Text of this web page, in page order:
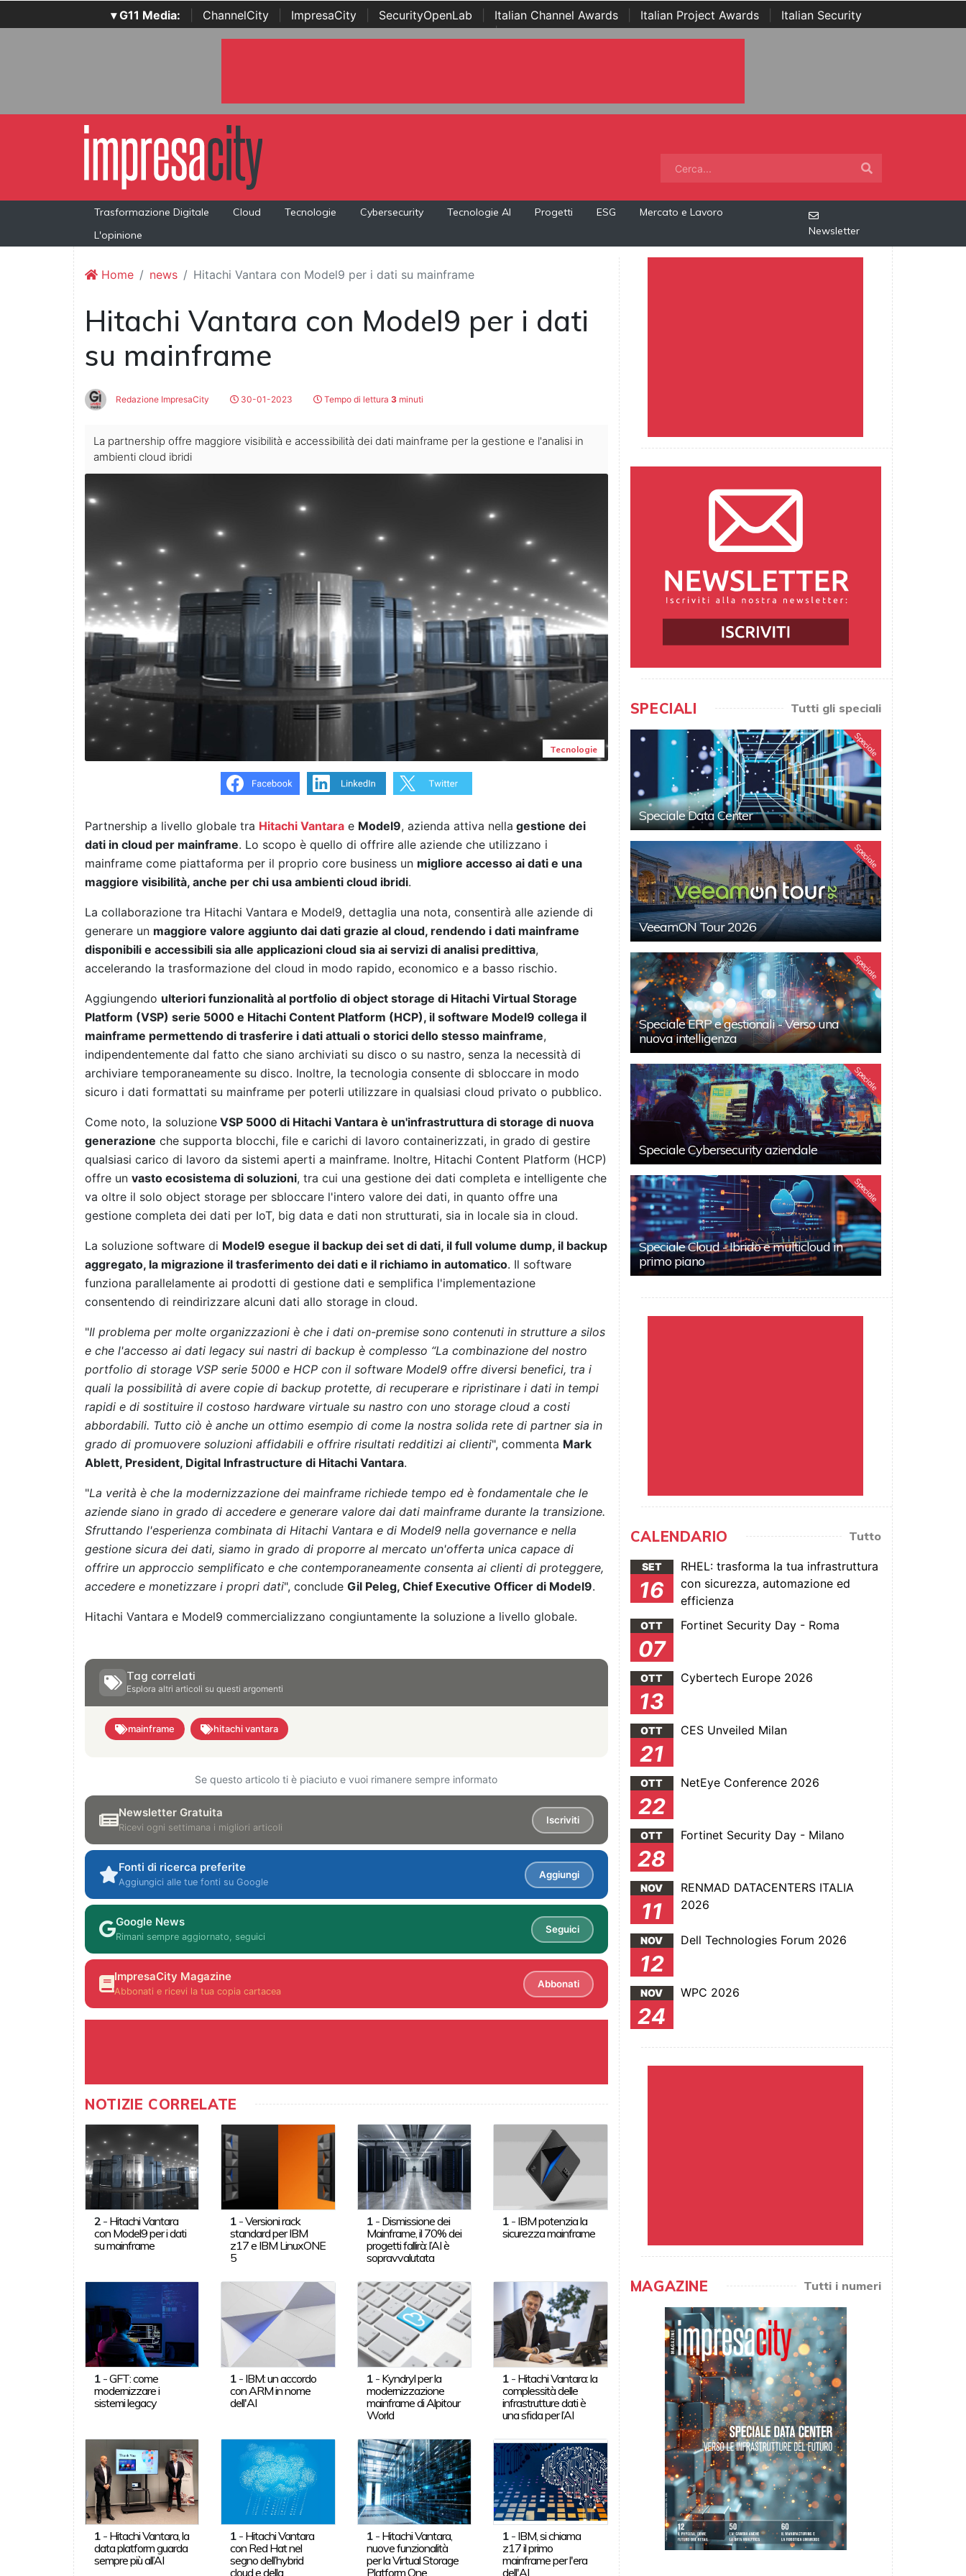
▾ G11 Media: ChannelCity ImpresaCity SecurityOpenLab Italian Channel Awards Italian Project Awards
Italian Security
Awards | ...
Trasformazione Digitale Cloud Tecnologie Cybersecurity Tecnologie AI Progetti ESG
Mercato e Lavoro
L'opinione
Newsletter
Home news Hitachi Vantara con Model9 per i dati su mainframe
Hitachi Vantara con Model9 per i dati
su mainframe
Redazione ImpresaCity 30-01-2023 Tempo di lettura 3 minuti
La partnership offre maggiore visibilità e accessibilità dei dati mainframe per la gestione e l'analisi in
ambienti cloud ibridi
Tecnologie
Partnership a livello globale tra Hitachi Vantara e Model9, azienda attiva nella gestione dei
dati in cloud per mainframe. Lo scopo è quello di offrire alle aziende che utilizzano i
mainframe come piattaforma per il proprio core business un migliore accesso ai dati e una
maggiore visibilità, anche per chi usa ambienti cloud ibridi.
La collaborazione tra Hitachi Vantara e Model9, dettaglia una nota, consentirà alle aziende di
generare un maggiore valore aggiunto dai dati grazie al cloud, rendendo i dati mainframe
disponibili e accessibili sia alle applicazioni cloud sia ai servizi di analisi predittiva,
accelerando la trasformazione del cloud in modo rapido, economico e a basso rischio.
Aggiungendo ulteriori funzionalità al portfolio di object storage di Hitachi Virtual Storage
Platform (VSP) serie 5000 e Hitachi Content Platform (HCP), il software Model9 collega il
mainframe permettendo di trasferire i dati attuali o storici dello stesso mainframe,
indipendentemente dal fatto che siano archiviati su disco o su nastro, senza la necessità di
archiviare temporaneamente su disco. Inoltre, la tecnologia consente di sbloccare in modo
sicuro i dati formattati su mainframe per poterli utilizzare in qualsiasi cloud privato o pubblico.
Come noto, la soluzione VSP 5000 di Hitachi Vantara è un'infrastruttura di storage di nuova
generazione che supporta blocchi, file e carichi di lavoro containerizzati, in grado di gestire
qualsiasi carico di lavoro da sistemi aperti a mainframe. Inoltre, Hitachi Content Platform (HCP)
offre un vasto ecosistema di soluzioni, tra cui una gestione dei dati completa e intelligente che
va oltre il solo object storage per sbloccare l'intero valore dei dati, in quanto offre una
gestione completa dei dati per IoT, big data e dati non strutturati, sia in locale sia in cloud.
La soluzione software di Model9 esegue il backup dei set di dati, il full volume dump, il backup
aggregato, la migrazione il trasferimento dei dati e il richiamo in automatico. Il software
funziona parallelamente ai prodotti di gestione dati e semplifica l'implementazione
consentendo di reindirizzare alcuni dati allo storage in cloud.
"Il problema per molte organizzazioni è che i dati on-premise sono contenuti in strutture a silos
e che l'accesso ai dati legacy sui nastri di backup è complesso “La combinazione del nostro
portfolio di storage VSP serie 5000 e HCP con il software Model9 offre diversi benefici, tra i
quali la possibilità di avere copie di backup protette, di recuperare e ripristinare i dati in tempi
rapidi e di sostituire il costoso hardware virtuale su nastro con uno storage cloud a costi
abbordabili. Tutto ciò è anche un ottimo esempio di come la nostra solida rete di partner sia in
grado di promuovere soluzioni affidabili e offrire risultati redditizi ai clienti", commenta Mark
Ablett, President, Digital Infrastructure di Hitachi Vantara.
"La verità è che la modernizzazione dei mainframe richiede tempo ed è fondamentale che le
aziende siano in grado di accedere e generare valore dai dati mainframe durante la transizione.
Sfruttando l'esperienza combinata di Hitachi Vantara e di Model9 nella governance e nella
gestione sicura dei dati, siamo in grado di proporre al mercato un'offerta unica capace di
offrire un approccio semplificato e che contemporaneamente consenta ai clienti di proteggere,
accedere e monetizzare i propri dati", conclude Gil Peleg, Chief Executive Officer di Model9.
Hitachi Vantara e Model9 commercializzano congiuntamente la soluzione a livello globale.
Tag correlati
Esplora altri articoli su questi argomenti
mainframe hitachi vantara
Se questo articolo ti è piaciuto e vuoi rimanere sempre informato
Newsletter Gratuita
Ricevi ogni settimana i migliori articoli
Iscriviti
Fonti di ricerca preferite
Aggiungici alle tue fonti su Google
Aggiungi
Google News
Rimani sempre aggiornato, seguici
Seguici
ImpresaCity Magazine
Abbonati e ricevi la tua copia cartacea
Abbonati
NOTIZIE CORRELATE
2- Hitachi Vantara
con Model9 per i dati
su mainframe
1 -Versioni rack
standard per IBM
z17 e IBM LinuxONE
5
1- Dismissione dei
Mainframe, il 70% dei
progetti fallirà: l’AI è
sopravvalutata
1 - IBM potenzia la
sicurezza mainframe
1-GFT: come
modernizzare i
sistemi legacy
1 - IBM: un accordo
con ARM in nome
dell'AI
1- Kyndryl per la
modernizzazione
mainframe di Alpitour
World
1 - Hitachi Vantara: la
complessità delle
infrastrutture dati è
una sfida per l’AI
1- Hitachi Vantara, la
data platform guarda
sempre più all’AI
1 - Hitachi Vantara
con Red Hat nel
segno dell’hybrid
cloud e della
1- Hitachi Vantara,
nuove funzionalità
per la Virtual Storage
Platform One
1 - IBM, si chiama
z17 il primo
mainframe per l'era
dell'AI
SPECIALI Tutti gli speciali
Speciale
Speciale Data Center
Speciale
VeeamON Tour 2026
Speciale
Speciale ERP e gestionali - Verso una
nuova intelligenza
Speciale
Speciale Cybersecurity aziendale
Speciale
Speciale Cloud - Ibrido e multicloud in
primo piano
CALENDARIO Tutto
SET
16
RHEL: trasforma la tua infrastruttura
con sicurezza, automazione ed
efficienza
OTT
07
Fortinet Security Day - Roma
OTT
13
Cybertech Europe 2026
OTT
21
CES Unveiled Milan
OTT
22
NetEye Conference 2026
OTT
28
Fortinet Security Day - Milano
NOV
11
RENMAD DATACENTERS ITALIA
2026
NOV
12
Dell Technologies Forum 2026
NOV
24
WPC 2026
MAGAZINE Tutti i numeri